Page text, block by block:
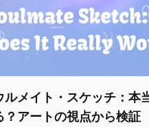
ルメイト・スケッチ：本
？アートの視点から検証